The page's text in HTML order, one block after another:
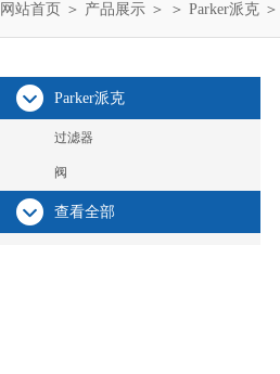
网站首页 ＞ 产品展示 ＞ ＞ Parker派克
Parker派克
过滤器
阀
查看全部